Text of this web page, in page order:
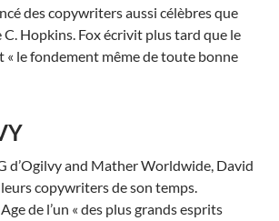
des copywriters aussi célèbres que
C. Hopkins. Fox écrivit plus tard que le
« le fondement même de toute bonne
d’Ogilvy and Mather Worldwide, David
copywriters de son temps.
de l’un « des plus grands esprits